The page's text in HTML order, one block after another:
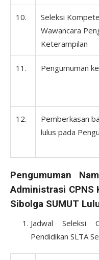
10.
Seleksi
Wawancara
Keterampilan
11. Pengumuman
12.
Pemberkasan
lulus pada
Pengumuman
Administrasi CPNS
Sibolga SUMUT
Jadwal Seleksi
Pendidikan SLTA